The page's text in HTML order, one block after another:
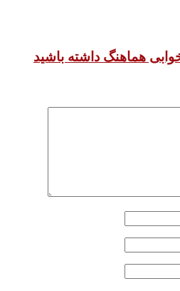
هماهنگ داشته باشید